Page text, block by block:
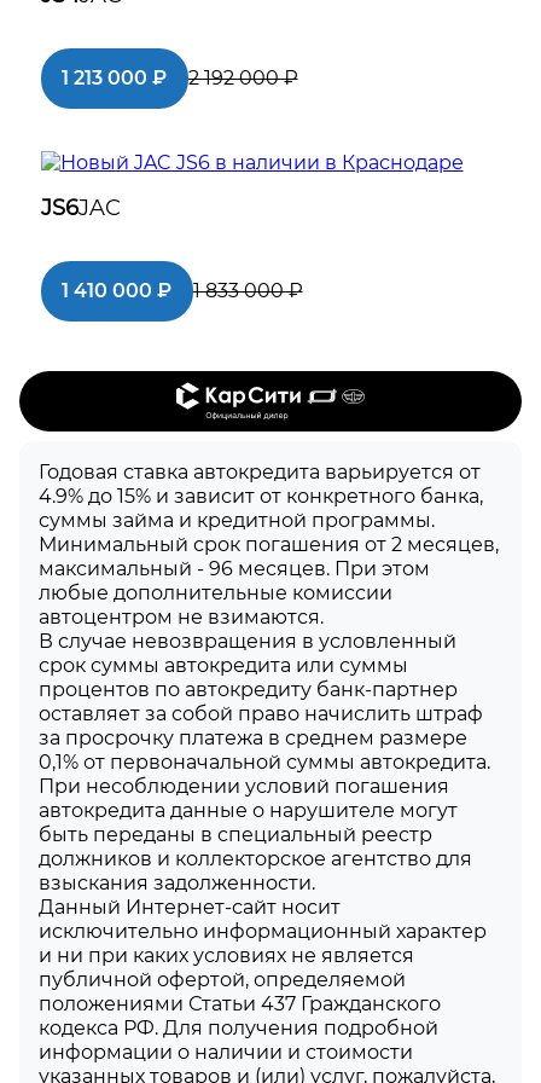
1 213 000 ₽ 2 192 000 ₽
JS6JAC
1 410 000 ₽ 1 833 000 ₽
Годовая ставка автокредита варьируется от
4.9% до 15% и зависит от конкретного банка,
суммы займа и кредитной программы.
Минимальный срок погашения от 2 месяцев,
максимальный - 96 месяцев. При этом
любые дополнительные комиссии
автоцентром не взимаются.
В случае невозвращения в условленный
срок суммы автокредита или суммы
процентов по автокредиту банк-партнер
оставляет за собой право начислить штраф
за просрочку платежа в среднем размере
0,1% от первоначальной суммы автокредита.
При несоблюдении условий погашения
автокредита данные о нарушителе могут
быть переданы в специальный реестр
должников и коллекторское агентство для
взыскания задолженности.
Данный Интернет-сайт носит
исключительно информационный характер
и ни при каких условиях не является
публичной офертой, определяемой
положениями Статьи 437 Гражданского
кодекса РФ. Для получения подробной
информации о наличии и стоимости
указанных товаров и (или) услуг, пожалуйста,